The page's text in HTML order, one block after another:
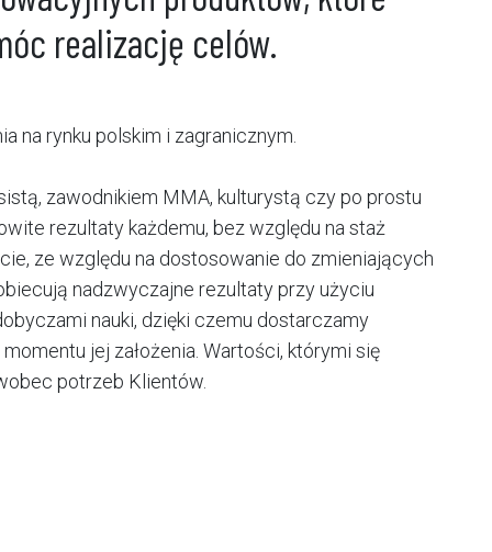
realizację celów.
na rynku polskim i zagranicznym.
zawodnikiem MMA, kulturystą czy po prostu
rezultaty każdemu, bez względu na staż
ze względu na dostosowanie do zmieniających
nadzwyczajne rezultaty przy użyciu
nauki, dzięki czemu dostarczamy
jej założenia. Wartości, którymi się
potrzeb Klientów.